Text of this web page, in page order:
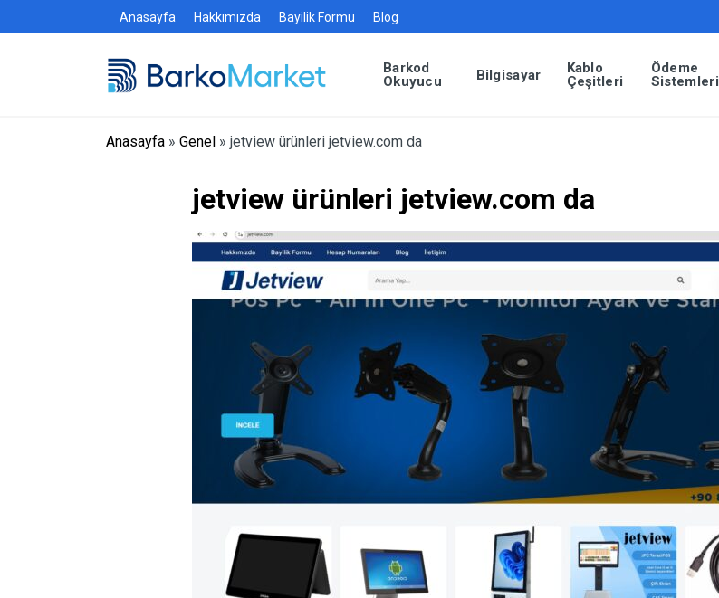
Anasayfa Hakkımızda Bayilik Formu Blog
Barkod
Okuyucu
Bilgisayar
Kablo
Çeşitleri
Ödeme
Sistemleri
Anasayfa » Genel » jetview ürünleri jetview.com da
jetview ürünleri jetview.com da